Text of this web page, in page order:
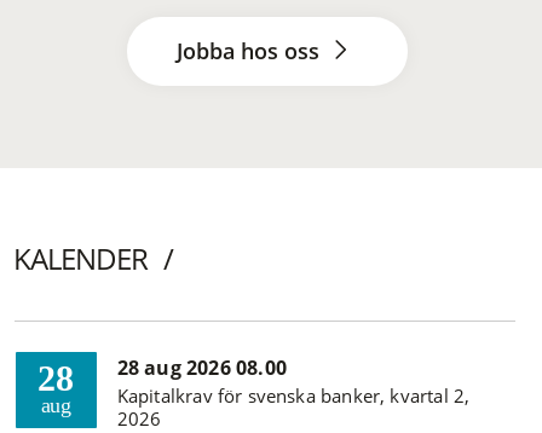
Jobba hos oss
KALENDER
28
aug
28 aug 2026 08.00
Kapitalkrav för svenska banker, kvartal 2,
2026